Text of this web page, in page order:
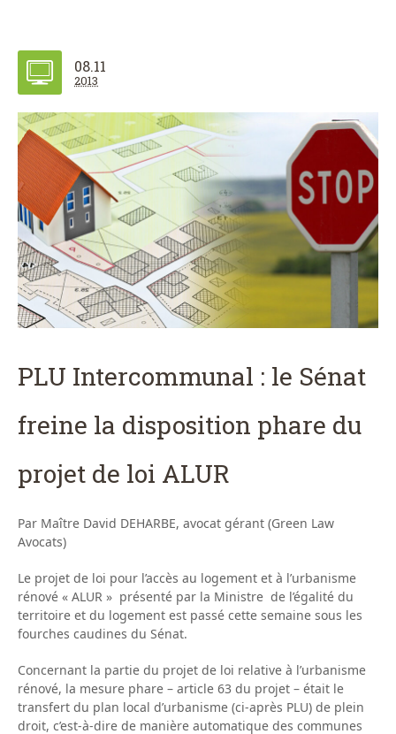
08.11
2013
PLU Intercommunal : le Sénat
freine la disposition phare du
projet de loi ALUR
Par Maître David DEHARBE, avocat gérant (Green Law
Avocats)
Le projet de loi pour l’accès au logement et à l’urbanisme
rénové « ALUR » présenté par la Ministre de l’égalité du
territoire et du logement est passé cette semaine sous les
fourches caudines du Sénat.
Concernant la partie du projet de loi relative à l’urbanisme
rénové, la mesure phare – article 63 du projet – était le
transfert du plan local d’urbanisme (ci-après PLU) de plein
droit, c’est-à-dire de manière automatique des communes